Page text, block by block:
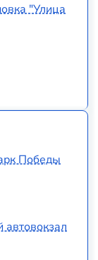
"Улица
Победы
автовокзал